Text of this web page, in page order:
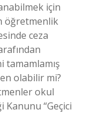
için
öğretmenlik
ceza
olabilir mi?
okul
“Geçici